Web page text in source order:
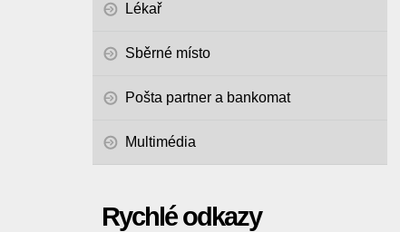
Lékař
Sběrné místo
Pošta partner a bankomat
Multimédia
Rychlé odkazy